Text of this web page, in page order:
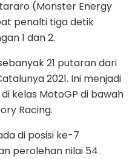
(Monster Energy
penalti tiga detik
1 dan 2.
21 putaran dari
2021. Ini menjadi
kelas MotoGP di bawah
Racing.
di posisi ke-7
perolehan nilai 54.